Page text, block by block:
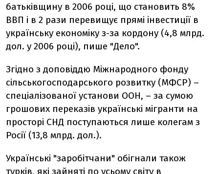
батьківщину в 2006 році, що становить 8%
ВВП і в 2 рази перевищує прямі інвестиції в
українську економіку з-за кордону (4,8 млрд.
дол. у 2006 році), пише "Дело".
Згідно з доповіддю Міжнародного фонду
сільськогосподарського розвитку (МФСР) –
спеціалізованої установи ООН, – за сумою
грошових переказів українські мігранти на
просторі СНД поступаються лише колегам з
Росії (13,8 млрд. дол.).
Українські "заробітчани" обігнали також
турків, які зайняті по усьому світу в